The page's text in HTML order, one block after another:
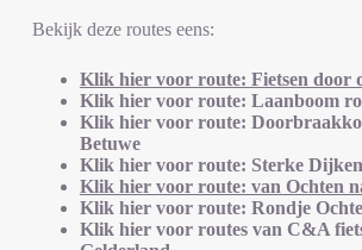
Bekijk deze routes eens:
Klik hier voor route: Fietsen door
Klik hier voor route: Laanboom
Klik hier voor route:
Betuwe
Klik hier voor route: Sterke
Klik hier voor route: van Ochten
Klik hier voor route: Rondje
Klik hier voor routes van C&A